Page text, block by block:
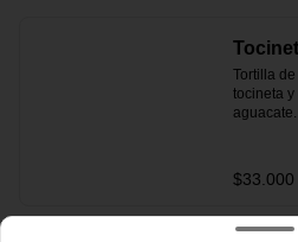
Tortilla
tocineta
aguacate.
$33.000